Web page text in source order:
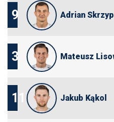
9 Adrian
3 Mateusz
11 Jakub Kąkol